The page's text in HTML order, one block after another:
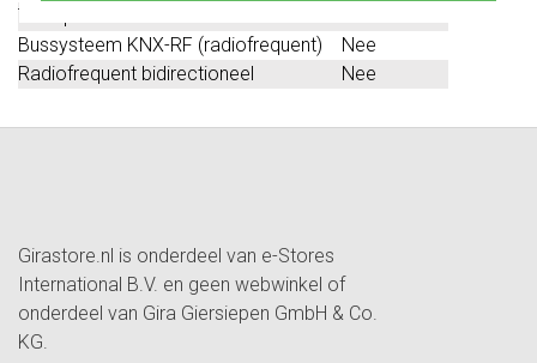
Transparant
Bussysteem KNX-RF (radiofrequent)
Nee
Radiofrequent bidirectioneel
Nee
Girastore.nl is onderdeel van e-Stores
International B.V. en geen webwinkel of
onderdeel van Gira Giersiepen GmbH & Co.
KG.